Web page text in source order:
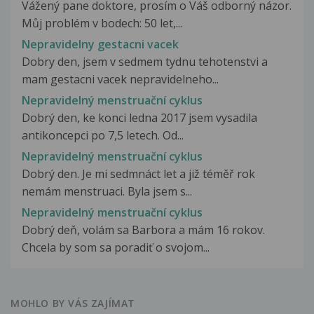
Vážený pane doktore, prosím o Váš odborný názor.
Můj problém v bodech: 50 let,...
Nepravidelny gestacni vacek
Dobry den, jsem v sedmem tydnu tehotenstvi a
mam gestacni vacek nepravidelneho...
Nepravidelný menstruační cyklus
Dobrý den, ke konci ledna 2017 jsem vysadila
antikoncepci po 7,5 letech. Od...
Nepravidelný menstruační cyklus
Dobrý den. Je mi sedmnáct let a již téměř rok
nemám menstruaci. Byla jsem s...
Nepravidelný menstruační cyklus
Dobrý deň, volám sa Barbora a mám 16 rokov.
Chcela by som sa poradiť o svojom...
MOHLO BY VÁS ZAJÍMAT